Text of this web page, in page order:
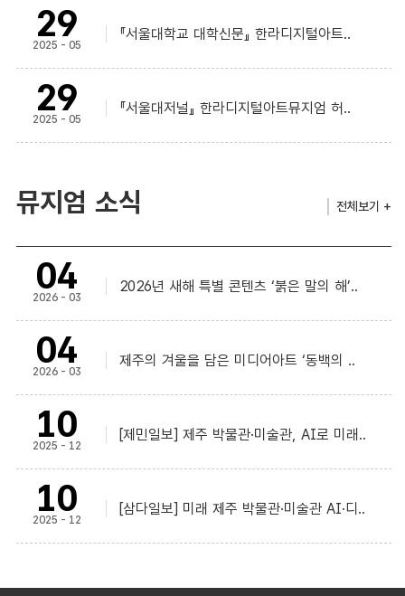
29
2025 - 05
『서울대학교 대학신문』 한라디지털아트..
29
2025 - 05
『서울대저널』 한라디지털아트뮤지엄 허..
뮤지엄 소식
04
2026 - 03
2026년 새해 특별 콘텐츠 ‘붉은 말의 해’..
04
2026 - 03
제주의 겨울을 담은 미디어아트 ‘동백의 ..
10
2025 - 12
[제민일보] 제주 박물관·미술관, AI로 미래..
10
2025 - 12
[삼다일보] 미래 제주 박물관·미술관 AI·디..
전체보기 +